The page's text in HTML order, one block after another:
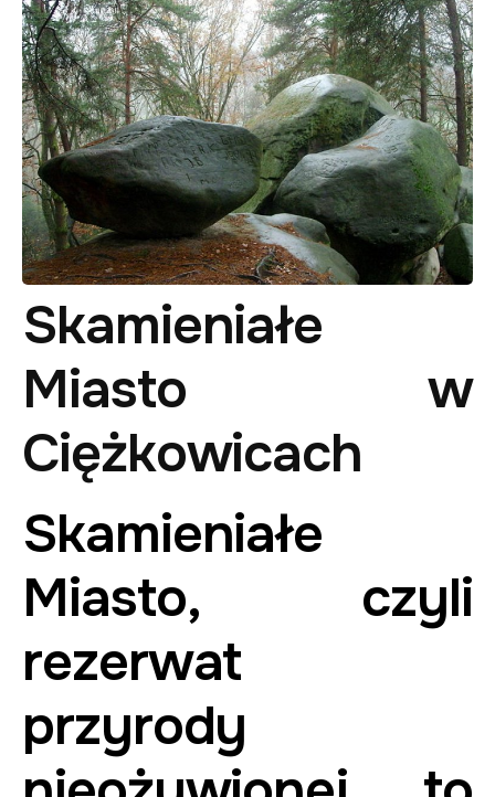
Skamieniałe
Miasto w
Ciężkowicach​
Skamieniałe
Miasto, czyli
rezerwat
przyrody